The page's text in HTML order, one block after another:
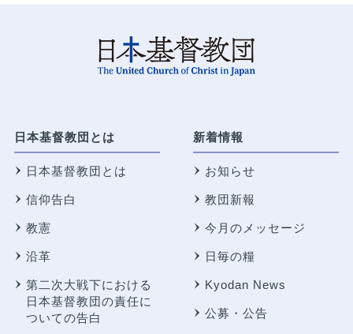
日本基督教団とは
日本基督教団とは
信仰告白
教憲
沿革
第二次大戦下における
日本基督教団の責任に
ついての告白
新着情報
お知らせ
教団新報
今月のメッセージ
日毎の糧
Kyodan News
公募・公告